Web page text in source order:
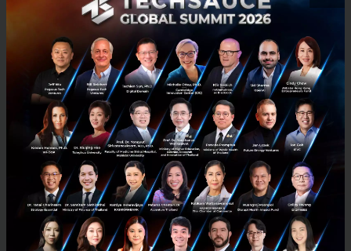
3 เรื่องที่ประเทศไทยต้อง Focus สร้างคน–นวัตกรรม–ปฏิรูป
ระบบราชการ เพื่อยกระดับขีดความสามารถประเทศ
นายอนุทิน ชาญวีรกูล นายกรัฐมนตรีและรัฐมนตรีว่าการกระทรวง